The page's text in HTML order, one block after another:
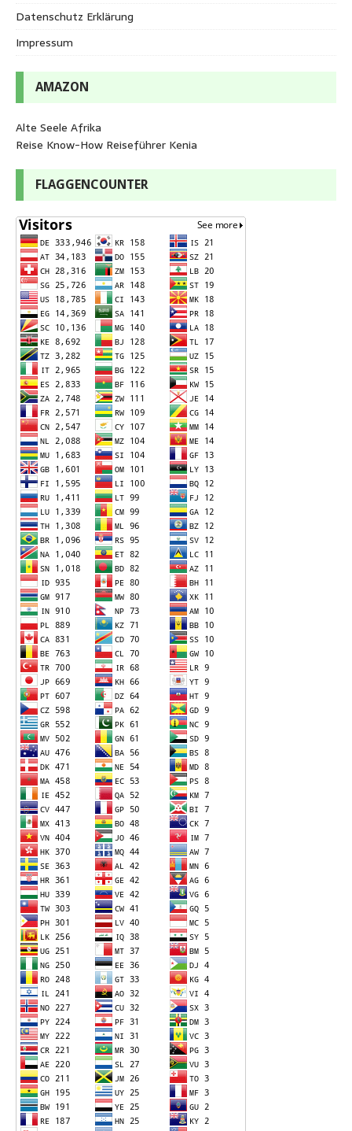
Datenschutz Erklärung
Impressum
AMAZON
Alte Seele Afrika
Reise Know-How Reiseführer Kenia
FLAGGENCOUNTER